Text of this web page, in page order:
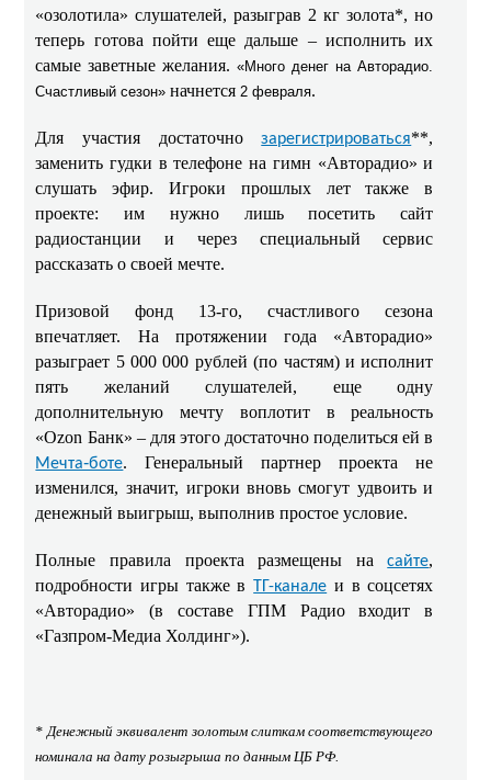
«озолотила» слушателей, разыграв 2 кг золота*, но
теперь готова пойти еще дальше – исполнить их
самые заветные желания.«Много денег на Авторадио.
Счастливый сезон» начнется 2 февраля.
Для участия достаточнозарегистрироваться**,
заменить гудки в телефоне на гимн «Авторадио» и
слушать эфир. Игроки прошлых лет также в
проекте: им нужно лишь посетить сайт
радиостанции и через специальный сервис
рассказать о своей мечте.
Призовой фонд 13-го, счастливого сезона
впечатляет. На протяжении года «Авторадио»
разыграет 5 000 000 рублей (по частям) и исполнит
пять желаний слушателей, еще одну
дополнительную мечту воплотит в реальность
«Ozon Банк» – для этого достаточно поделиться ей в
Мечта‑боте. Генеральный партнер проекта не
изменился, значит, игроки вновь смогут удвоить и
денежный выигрыш, выполнив простое условие.
Полные правила проекта размещены насайте,
подробности игры также вТГ-канале и в соцсетях
«Авторадио» (в составе ГПМ Радио входит в
«Газпром-Медиа Холдинг»).
* Денежный эквивалент золотым слиткам соответствующего
номинала на дату розыгрыша по данным ЦБ РФ.